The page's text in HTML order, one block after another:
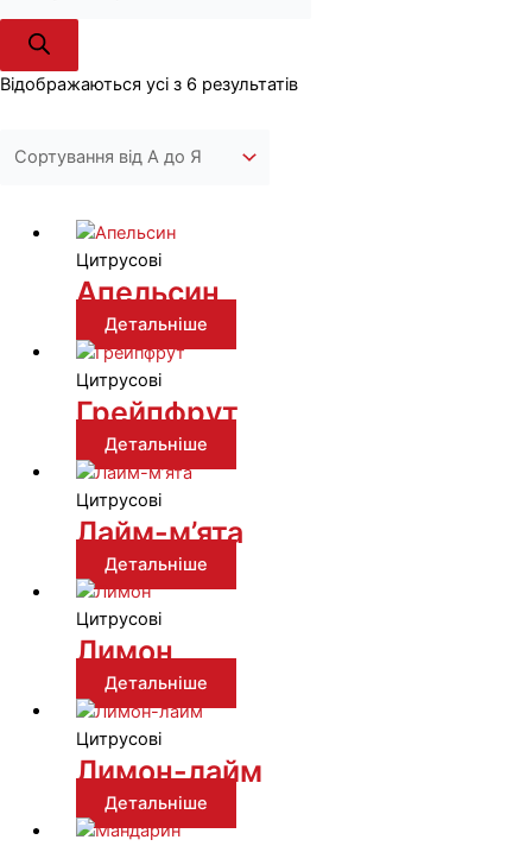
Відображаються усі з 6 результатів
Цитрусові
Апельсин
Детальніше
Цитрусові
Грейпфрут
Детальніше
Цитрусові
Лайм-м’ята
Детальніше
Цитрусові
Лимон
Детальніше
Цитрусові
Лимон-лайм
Детальніше